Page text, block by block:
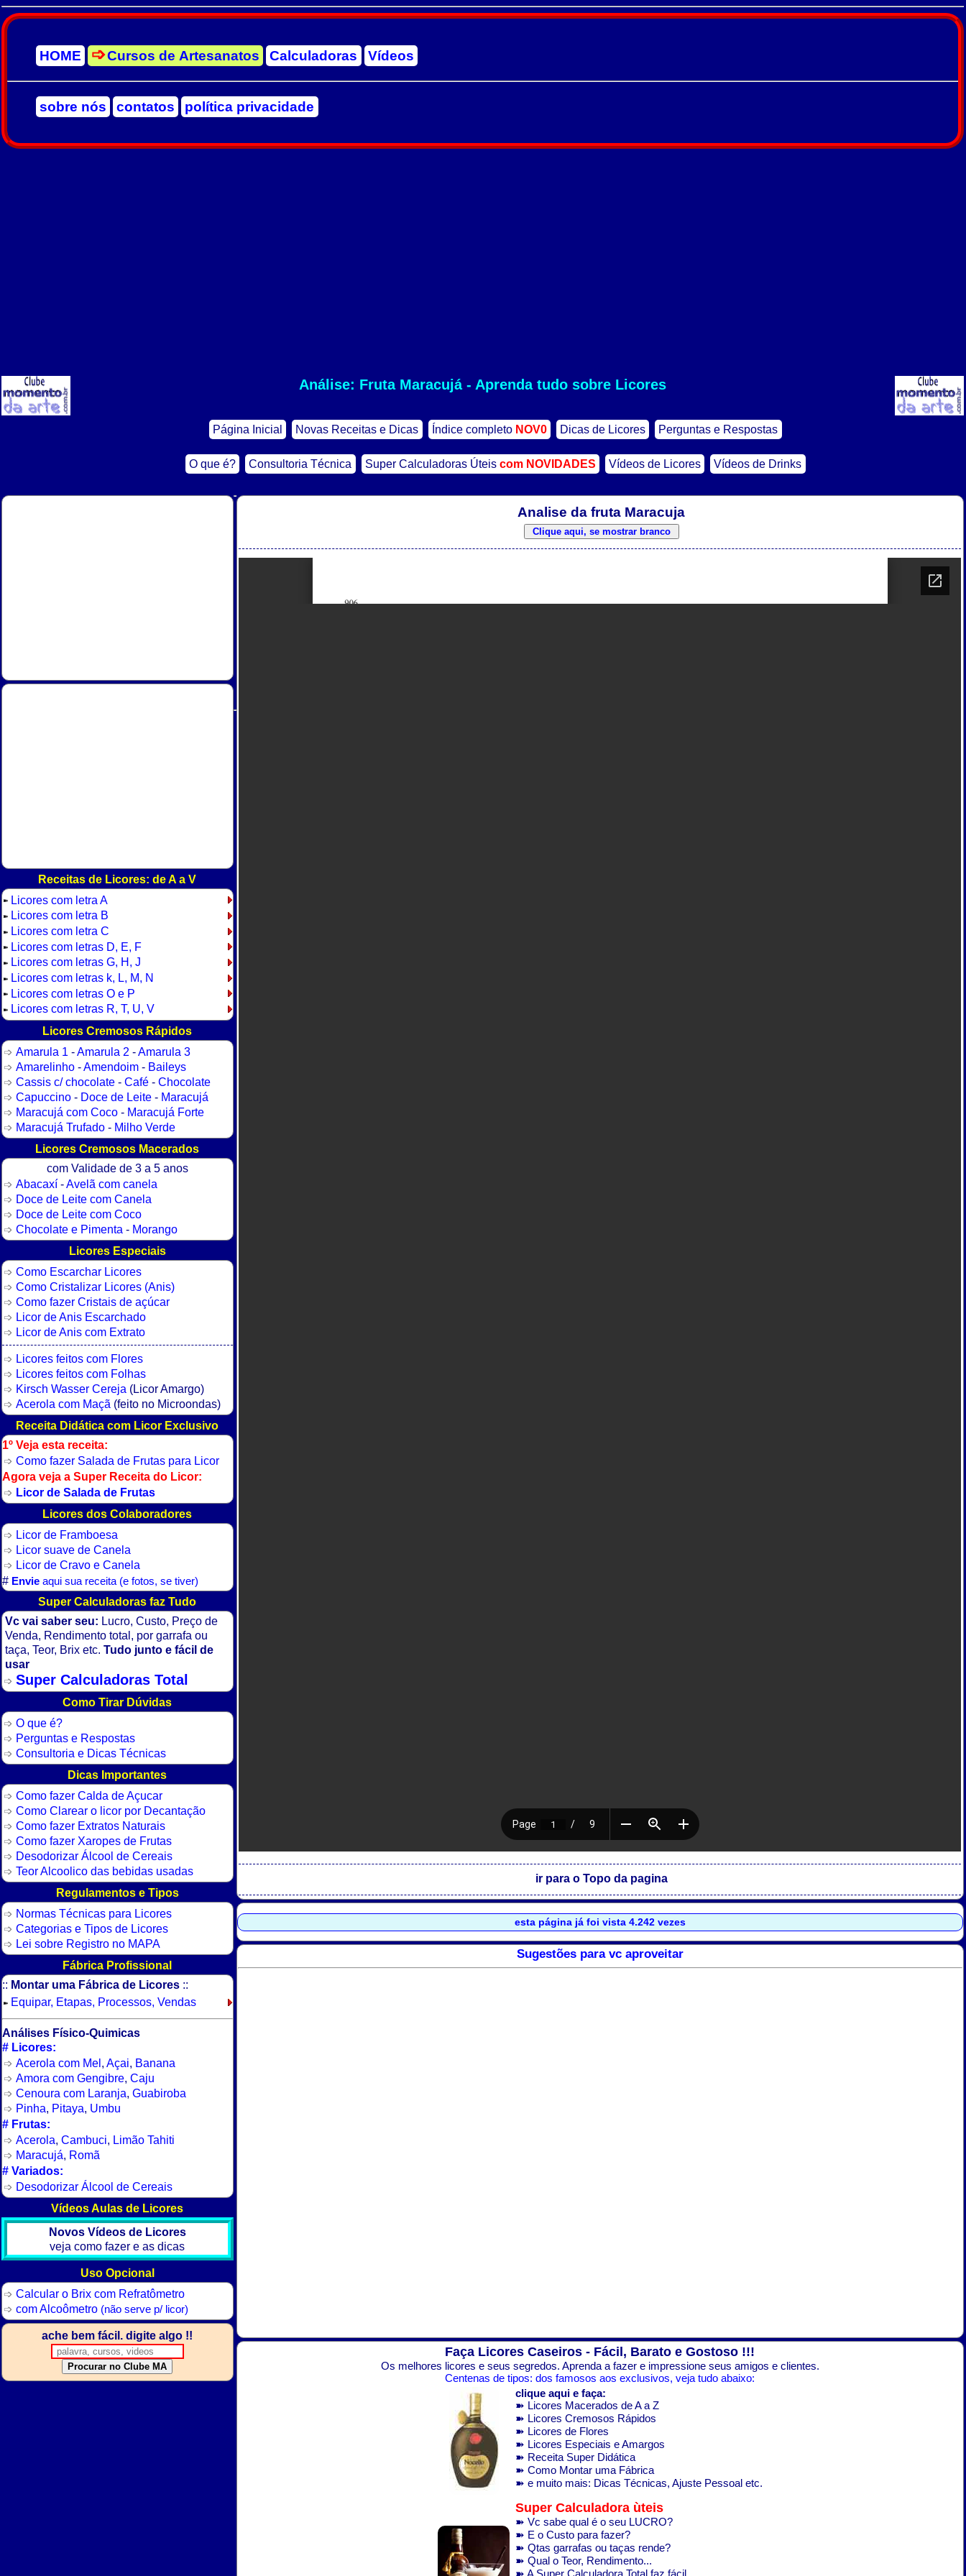
HOME Cursos de Artesanatos Calculadoras Vídeos
sobre nós contatos política privacidade
Análise: Fruta Maracujá - Aprenda tudo sobre Licores
Página Inicial Novas Receitas e Dicas Índice completo NOV0 Dicas de Licores Perguntas e Respostas
O que é? Consultoria Técnica Super Calculadoras Úteis com NOVIDADES Vídeos de Licores Vídeos de Drinks
Analise da fruta Maracuja
ir para o Topo da pagina
esta página já foi vista 4.242 vezes
Sugestões para vc aproveitar
Faça Licores Caseiros - Fácil, Barato e Gostoso !!!
Os melhores licores e seus segredos. Aprenda a fazer e impressione seus amigos e clientes.
Centenas de tipos: dos famosos aos exclusivos, veja tudo abaixo:
clique aqui e faça:
➽ Licores Macerados de A a Z
➽ Licores Cremosos Rápidos
➽ Licores de Flores
➽ Licores Especiais e Amargos
➽ Receita Super Didática
➽ Como Montar uma Fábrica
➽ e muito mais: Dicas Técnicas, Ajuste Pessoal etc.
Super Calculadora ùteis
➽ Vc sabe qual é o seu LUCRO?
➽ E o Custo para fazer?
➽ Qtas garrafas ou taças rende?
➽ Qual o Teor, Rendimento...
Receitas de Licores: de A a V
➽ Licores com letra A
➽ Licores com letra B
➽ Licores com letra C
➽ Licores com letras D, E, F
➽ Licores com letras G, H, J
➽ Licores com letras k, L, M, N
➽ Licores com letras O e P
➽ Licores com letras R, T, U, V
Licores Cremosos Rápidos
Amarula 1 -Amarula 2 -Amarula 3
Amarelinho-Amendoim- Baileys
Cassis c/ chocolate- Café- Chocolate
Capuccino- Doce de Leite- Maracujá
Maracujá com Coco- Maracujá Forte
Maracujá Trufado- Milho Verde
Licores Cremosos Macerados
com Validade de 3 a 5 anos
Abacaxí-Avelã com canela
Doce de Leite com Canela
Doce de Leite com Coco
Chocolate e Pimenta - Morango
Licores Especiais
Como Escarchar Licores
Como Cristalizar Licores (Anis)
Como fazer Cristais de açúcar
Licor de Anis Escarchado
Licor de Anis com Extrato
Licores feitos com Flores
Licores feitos com Folhas
Kirsch Wasser Cereja (Licor Amargo)
Acerola com Maçã (feito no Microondas)
Receita Didática com Licor Exclusivo
1º Veja esta receita:
Como fazer Salada de Frutas para Licor
Agora veja a Super Receita do Licor:
Licor de Salada de Frutas
Licores dos Colaboradores
Licor de Framboesa
Licor suave de Canela
Licor de Cravo e Canela
# Envieaqui sua receita (e fotos, se tiver)
Super Calculadoras faz Tudo
Vc vai saber seu: Lucro, Custo, Preço de
Venda, Rendimento total, por garrafa ou
taça, Teor, Brix etc. Tudo junto e fácil de
usar
Super Calculadoras Total
Como Tirar Dúvidas
O que é?
Perguntas e Respostas
Consultoria e Dicas Técnicas
Dicas Importantes
Como fazer Calda de Açucar
Como Clarear o licor por Decantação
Como fazer Extratos Naturais
Como fazer Xaropes de Frutas
Desodorizar Álcool de Cereais
Teor Alcoolico das bebidas usadas
Regulamentos e Tipos
Normas Técnicas para Licores
Categorias e Tipos de Licores
Lei sobre Registro no MAPA
Fábrica Profissional
:: Montar uma Fábrica de Licores::
➽ Equipar, Etapas, Processos, Vendas
Análises Físico-Quimicas
# Licores:
Acerola com Mel, Açai, Banana
Amora com Gengibre, Caju
Cenoura com Laranja, Guabiroba
Pinha, Pitaya, Umbu
# Frutas:
Acerola, Cambuci, Limão Tahiti
Maracujá, Romã
# Variados:
Desodorizar Álcool de Cereais
Vídeos Aulas de Licores
Novos Vídeos de Licores
veja como fazer e as dicas
Uso Opcional
Calcular o Brix com Refratômetro
com Alcoômetro (não serve p/ licor)
ache bem fácil. digite algo !!
Procurar no Clube MA